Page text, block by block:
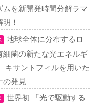
ムを新開発時間分解ラマ
！
地球全体に分布するロ
細菌の新たな光エネルギ
キサントフィルを用いた
の発見―
世界初 「光で駆動する